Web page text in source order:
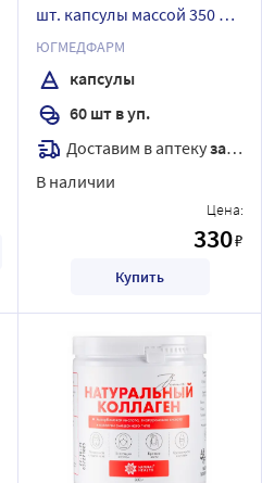
шт. капсулы массой 350 мг/
югмедфарм
ЮГМЕДФАРМ
капсулы
60 шт в уп.
Доставим в аптекузавтра
В наличии
Цена:
330₽
Купить